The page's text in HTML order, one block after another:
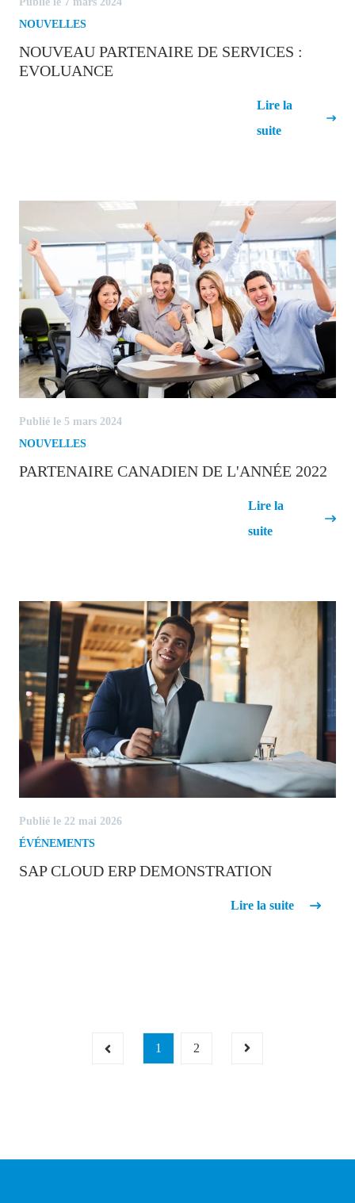
Publié le 22 mai 2026
ÉVÉNEMENTS
SAP CLOUD ERP DEMONSTRATION
Lire la suite
NOUVELLES
NOUVEAU PARTENAIRE DE SERVICES :
EVOLUANCE
Lire la
suite
Publié le 5 mars 2024
NOUVELLES
PARTENAIRE CANADIEN DE L'ANNÉE 2022
Lire la
suite
1 2